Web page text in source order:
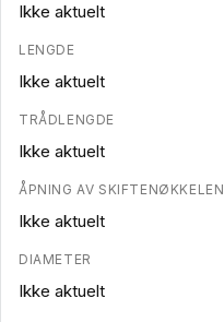
Ikke aktuelt
LENGDE
Ikke aktuelt
TRÅDLENGDE
Ikke aktuelt
ÅPNING AV SKIFTENØKKELEN
Ikke aktuelt
DIAMETER
Ikke aktuelt